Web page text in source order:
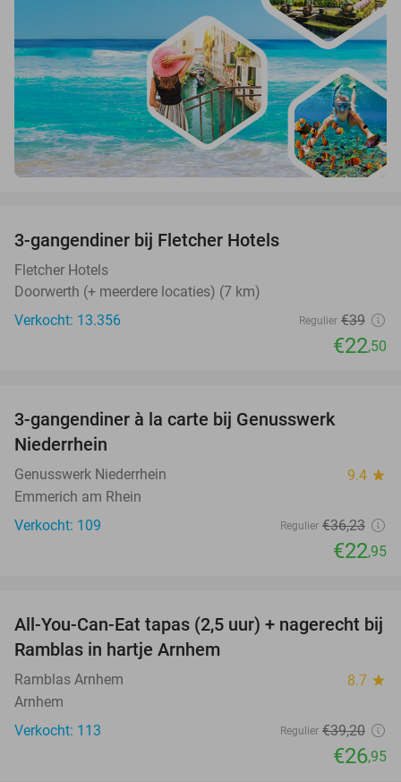
3-gangendiner bij Fletcher Hotels
Fletcher Hotels
Doorwerth (+ meerdere locaties) (7 km)
Verkocht: 13.356
Regulier €39
€22,50
3-gangendiner à la carte bij Genusswerk
Niederrhein
Genusswerk Niederrhein 9.4 star
Emmerich am Rhein
Verkocht: 109
Regulier €36,23
€22,95
31%
All-You-Can-Eat tapas (2,5 uur) + nagerecht bij
Ramblas in hartje Arnhem
Ramblas Arnhem 8.7 star
Arnhem
Verkocht: 113
Regulier €39,20
€26,95